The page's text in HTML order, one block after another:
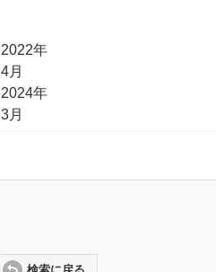
2022年
4月
2024年
3月